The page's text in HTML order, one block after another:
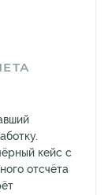
кейс с
отсчёта